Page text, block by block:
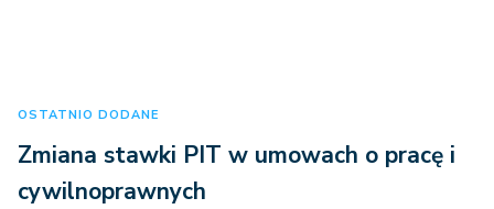
OSTATNIO DODANE
Zmiana stawki PIT w umowach o pracę i
cywilnoprawnych